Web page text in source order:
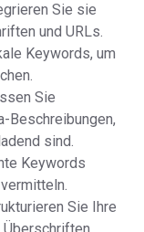
Sie sie
und URLs.
Keywords, um
Sie
Beschreibungen,
sind.
Keywords
Sie Ihre